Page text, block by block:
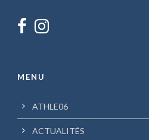
MENU
ATHLE06
ACTUALITÉS